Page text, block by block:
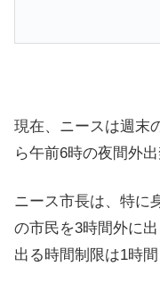
現在、ニースは週末
ら午前6時の夜間外
ニース市長は、特に
の市民を3時間外に
出る時間制限は1時間